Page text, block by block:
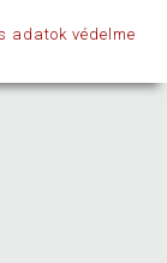
adatok védelme